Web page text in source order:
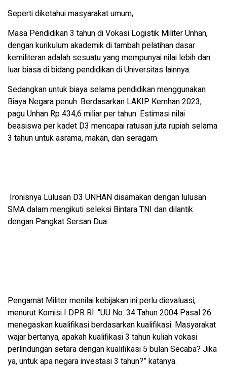
Seperti diketahui masyarakat umum,
Masa Pendidikan 3 tahun di Vokasi Logistik Militer Unhan,
dengan kurikulum akademik di tambah pelatihan dasar
kemiliteran adalah sesuatu yang mempunyai nilai lebih dan
luar biasa di bidang pendidikan di Universitas lainnya.
Sedangkan untuk biaya selama pendidikan menggunakan
Biaya Negara penuh. Berdasarkan LAKIP Kemhan 2023,
pagu Unhan Rp 434,6 miliar per tahun. Estimasi nilai
beasiswa per kadet D3 mencapai ratusan juta rupiah selama
3 tahun untuk asrama, makan, dan seragam.
Ironisnya Lulusan D3 UNHAN disamakan dengan lulusan
SMA dalam mengikuti seleksi Bintara TNI dan dilantik
dengan Pangkat Sersan Dua.
Pengamat Militer menilai kebijakan ini perlu dievaluasi,
menurut Komisi I DPR RI. “UU No. 34 Tahun 2004 Pasal 26
menegaskan kualifikasi berdasarkan kualifikasi. Masyarakat
wajar bertanya, apakah kualifikasi 3 tahun kuliah vokasi
perlindungan setara dengan kualifikasi 5 bulan Secaba? Jika
ya, untuk apa negara investasi 3 tahun?” katanya.